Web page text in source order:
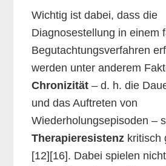
Wichtig ist dabei, dass die
Diagnosestellung in einem
Begutachtungsverfahren
werden unter anderem
Chronizität – d. h. die
und das Auftreten von
Wiederholungsepisoden –
Therapieresistenz kritisch
[12][16]. Dabei spielen